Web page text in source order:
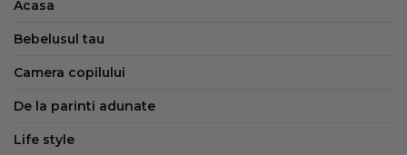
Acasa
Bebelusul tau
Camera copilului
De la parinti adunate
Life style